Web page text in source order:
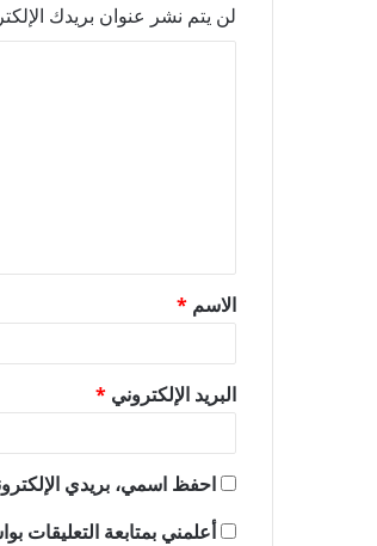
لن يتم نشر عنوان بريدك
ق
*
الاسم *
البريد الإلكتروني *
احفظ اسمي، بريدي
أعلمني بمتابعة التعليقات